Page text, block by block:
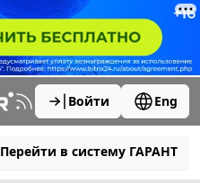
Войти Eng
Перейти в систему ГАРАНТ